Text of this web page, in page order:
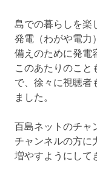
島での暮らしを楽
発電（わがや電力
備えのために発電
このあたりのこと
で、徐々に視聴者
ました。
百島ネットのチャ
チャンネルの方に
増やすようにして